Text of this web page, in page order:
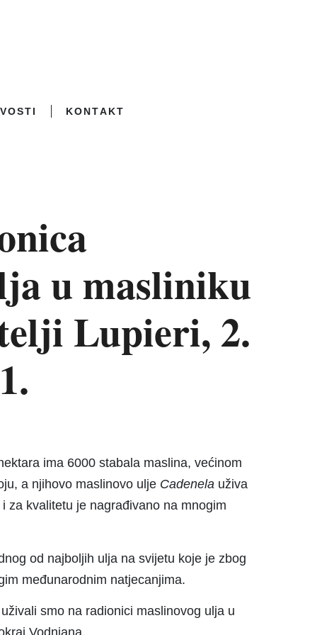
KONTAKT
u masliniku
Lupieri, 2.
ima 6000 stabala maslina, većinom
a njihovo maslinovo ulje Cadenelauživa
za kvalitetu je nagrađivano na mnogim
od najboljih ulja na svijetu koje je zbog
međunarodnim natjecanjima.
uživali smo na radionici maslinovog ulja u